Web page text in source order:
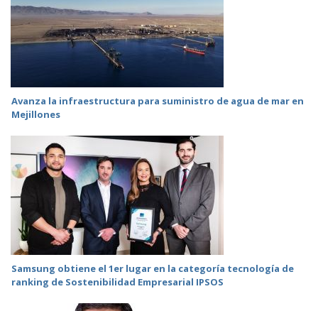
Avanza la infraestructura para suministro de agua de mar en
Mejillones
Samsung obtiene el 1er lugar en la categoría tecnología de
ranking de Sostenibilidad Empresarial IPSOS